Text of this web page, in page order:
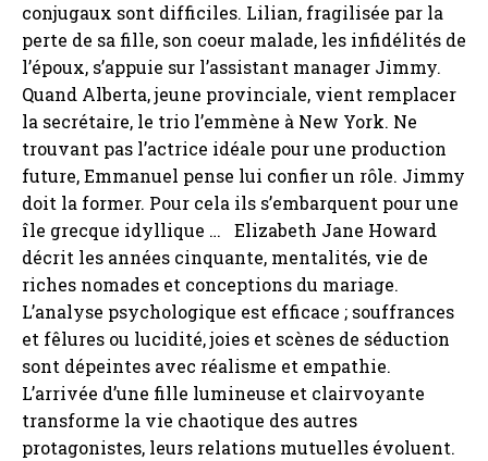
conjugaux sont difficiles. Lilian, fragilisée par la
perte de sa fille, son coeur malade, les infidélités de
l’époux, s’appuie sur l’assistant manager Jimmy.
Quand Alberta, jeune provinciale, vient remplacer
la secrétaire, le trio l’emmène à New York. Ne
trouvant pas l’actrice idéale pour une production
future, Emmanuel pense lui confier un rôle. Jimmy
doit la former. Pour cela ils s’embarquent pour une
île grecque idyllique … Elizabeth Jane Howard
décrit les années cinquante, mentalités, vie de
riches nomades et conceptions du mariage.
L’analyse psychologique est efficace ; souffrances
et fêlures ou lucidité, joies et scènes de séduction
sont dépeintes avec réalisme et empathie.
L’arrivée d’une fille lumineuse et clairvoyante
transforme la vie chaotique des autres
protagonistes, leurs relations mutuelles évoluent.